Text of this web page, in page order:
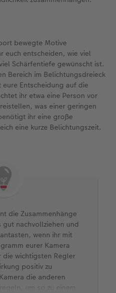
bewegte Motive
entscheiden, wie viel
Schärfentiefe gewünscht ist.
Bereich im Belichtungsdreieck
Entscheidung auf die
ihr etwa eine Person vor
was einer geringen
ihr eine große
eine kurze Belichtungszeit.
die Zusammenhänge
nachvollziehen und
wenn ihr mit
eurer Kamera
wichtigsten Regler
positiv zu
die anderen
um so zu einem